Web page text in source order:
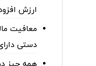
ارزش
معافیت
دستی